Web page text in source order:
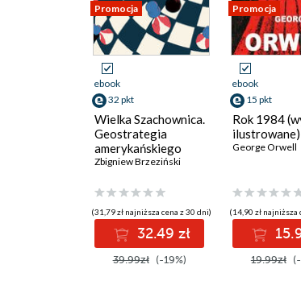
Promocja
ebook
32 pkt
Wielka Szachownica.
Geostrategia
amerykańskiego
przywództwa
Zbigniew Brzeziński
(31,79 zł najniższa cena z 30 dni)
32.49 zł
39.99zł (-19%)
Promocja
ebook
15 pkt
Rok 1984
ilustrowane)
George Orwell
(14,90 zł najniższa
19.99zł